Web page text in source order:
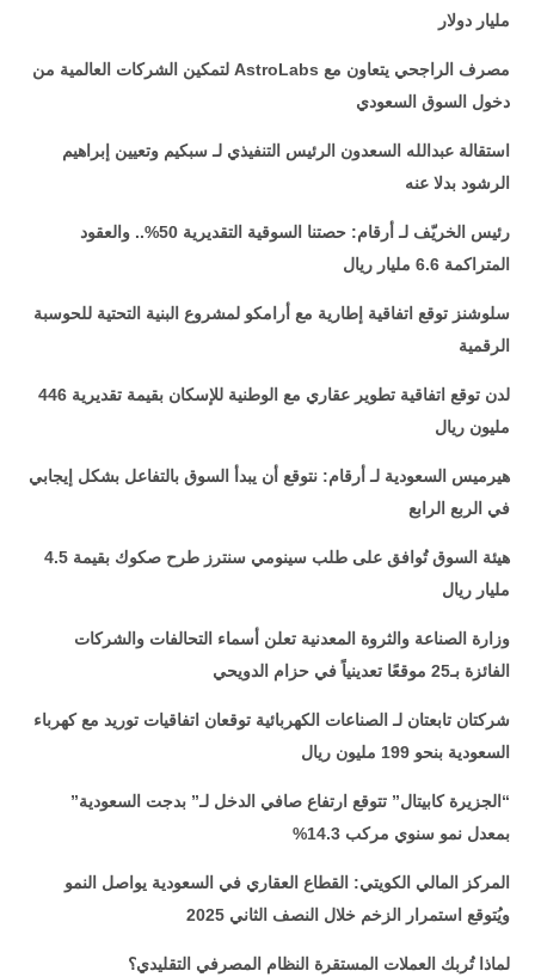
مليار دولار
مصرف الراجحي يتعاون مع AstroLabs لتمكين الشركات العالمية من
دخول السوق السعودي
استقالة عبدالله السعدون الرئيس التنفيذي لـ سبكيم وتعيين إبراهيم
الرشود بدلا عنه
رئيس الخريّف لـ أرقام: حصتنا السوقية التقديرية 50%.. والعقود
المتراكمة 6.6 مليار ريال
سلوشنز توقع اتفاقية إطارية مع أرامكو لمشروع البنية التحتية للحوسبة
الرقمية
لدن توقع اتفاقية تطوير عقاري مع الوطنية للإسكان بقيمة تقديرية 446
مليون ريال
هيرميس السعودية لـ أرقام: نتوقع أن يبدأ السوق بالتفاعل بشكل إيجابي
في الربع الرابع
هيئة السوق تُوافق على طلب سينومي سنترز طرح صكوك بقيمة 4.5
مليار ريال
وزارة الصناعة والثروة المعدنية تعلن أسماء التحالفات والشركات
الفائزة بـ25 موقعًا تعدينياً في حزام الدويحي
شركتان تابعتان لـ الصناعات الكهربائية توقعان اتفاقيات توريد مع كهرباء
السعودية بنحو 199 مليون ريال
“الجزيرة كابيتال” تتوقع ارتفاع صافي الدخل لـ” بدجت السعودية”
بمعدل نمو سنوي مركب 14.3%
المركز المالي الكويتي: القطاع العقاري في السعودية يواصل النمو
ويُتوقع استمرار الزخم خلال النصف الثاني 2025
لماذا تُربك العملات المستقرة النظام المصرفي التقليدي؟